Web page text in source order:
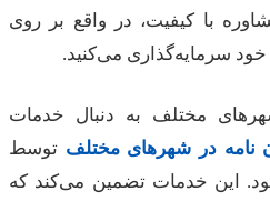
کیفیت، در واقع بر روی
می‌کنید.
مختلف به دنبال خدمات
در شهرهای مختلفتوسط
خدمات تضمین می‌کند که